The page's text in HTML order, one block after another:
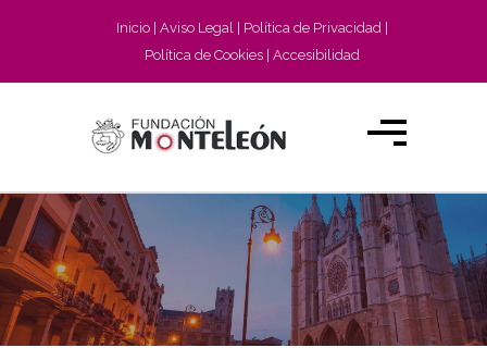
Inicio Aviso Legal
Política de Privacidad
Política de Cookies
Accesibilidad